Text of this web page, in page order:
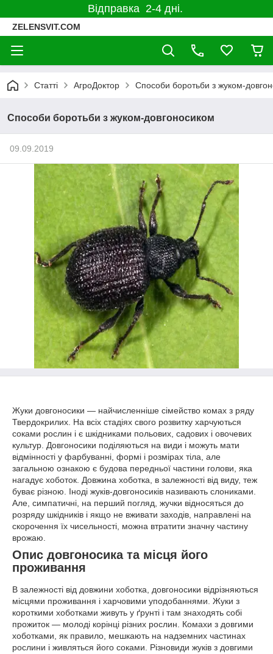
Відправка 2-4 дні.
ZELENSVIT.COM
Статті АгроДоктор Способи боротьби з жуком-
Способи боротьби з жуком-довгоносиком
09.09.2019
Жуки довгоносики — найчисленніше сімейство комах з ряду
Твердокрилих. На всіх стадіях свого розвитку харчуються
соками рослин і є шкідниками польових, садових і овочевих
культур. Довгоносики поділяються на види і можуть мати
відмінності у фарбуванні, формі і розмірах тіла, але
загальною ознакою є будова передньої частини голови, яка
нагадує хоботок. Довжина хоботка, в залежності від виду, теж
буває різною. Іноді жуків-довгоносиків називають слониками.
Але, симпатичні, на перший погляд, жучки відносяться до
розряду шкідників і якщо не вживати заходів, направлені на
скорочення їх чисельності, можна втратити значну частину
врожаю.
Опис довгоносика та місця його
проживання
В залежності від довжини хоботка, довгоносики відрізняються
місцями проживання і харчовими уподобаннями. Жуки з
короткими хоботками живуть у ґрунті і там знаходять собі
прожиток — молоді корінці різних рослин. Комахи з довгими
хоботками, як правило, мешкають на надземних частинах
рослини і живляться його соками. Різновиди жуків з довгими